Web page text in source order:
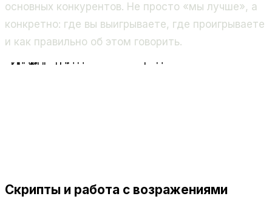
основных конкурентов. Не просто «мы лучше», а
конкретно: где вы выигрываете, где проигрываете
и как правильно об этом говорить.
Скрипты и работа с возражениями